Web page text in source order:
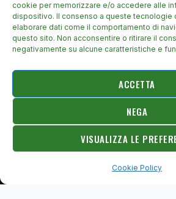
cookie per memorizzare e/o accedere alle
dispositivo. Il consenso a queste tecnologie
elaborare dati come il comportamento di
questo sito. Non acconsentire o ritirare il
negativamente su alcune caratteristiche e
ACCETTA
NEGA
VISUALIZZA LE
Cookie Policy
© 2026 c5umbria.it - Tema
Kadence WP